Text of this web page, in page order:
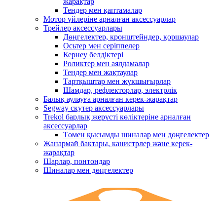
Тендер мен қаптамалар
Мотор үйлеріне арналған аксессуарлар
Трейлер аксессуарлары
Дөңгелектер, кронштейндер, қоршаулар
Осьтер мен серіппелер
Кернеу белдіктері
Роликтер мен аялдамалар
Тендер мен жақтаулар
Тартқыштар мен жүкшығырлар
Шамдар, рефлекторлар, электрлік
Балық аулауға арналған керек-жарақтар
Segway скутер аксессуарлары
Trekol барлық жерүсті көліктеріне арналған
аксессуарлар
Төмен қысымды шиналар мен дөңгелектер
Жанармай бактары, канистрлер және керек-
жарақтар
Шарлар, понтондар
Шиналар мен дөңгелектер